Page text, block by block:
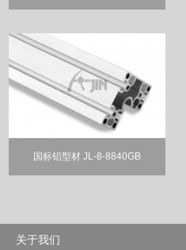
国标铝型材 JL-8-8840GB
关于我们